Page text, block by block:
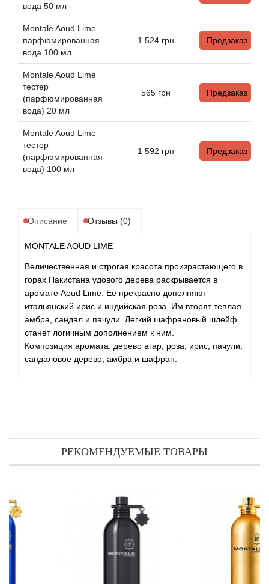
вода 50 мл
Montale Aoud Lime
парфюмированная
вода 100 мл
1 524 грн Предзаказ
Montale Aoud Lime
тестер
(парфюмированная
вода) 20 мл
565 грн Предзаказ
Montale Aoud Lime
тестер
(парфюмированная
вода) 100 мл
1 592 грн Предзаказ
Описание Отзывы (0)
MONTALE AOUD LIME
Величественная и строгая красота произрастающего в
горах Пакистана удового дерева раскрывается в
аромате Aoud Lime. Ее прекрасно дополняют
итальянский ирис и индийская роза. Им вторят теплая
амбра, сандал и пачули. Легкий шафрановый шлейф
станет логичным дополнением к ним.
Композиция аромата: дерево агар, роза, ирис, пачули,
сандаловое дерево, амбра и шафран.
РЕКОМЕНДУЕМЫЕ ТОВАРЫ
Andre L'Arom
Angel Schlesser
Anima Mundi
Anna Sui
Annayake
Anne Fontaine
Antonia's Flowers
Antonio Puig
Antonio Visconti
Aquolina
Aramis
Ariana Grande
Armaf
Armand Basi